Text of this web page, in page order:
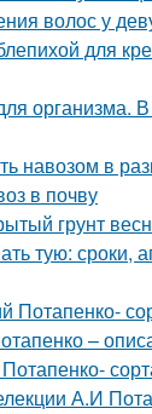
волос у
для
организма.
навозом в
в почву
грунт
тую: сроки,
Потапенко-
–
А.И